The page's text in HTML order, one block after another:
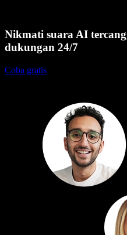
Nikmati suara AI
dukungan 24/7
Coba gratis